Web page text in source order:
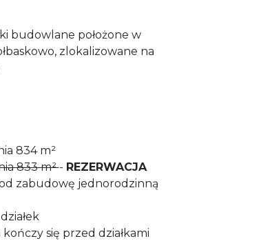
budowlane położone w
zlokalizowane na
834 m²
833 m²- REZERWACJA
zabudowę jednorodzinną
się przed działkami